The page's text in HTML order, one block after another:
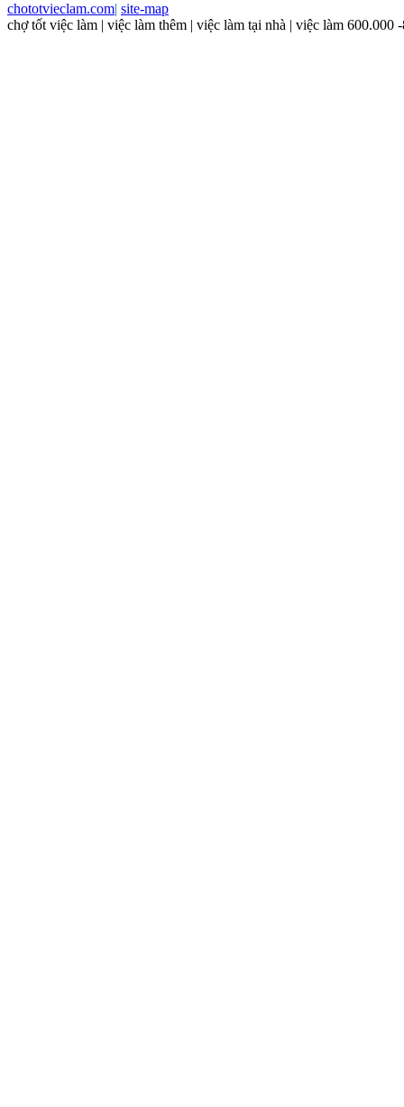
chototvieclam.com| site-map
chợ tốt việc làm | việc làm thêm | việc làm tại nhà | việc làm 600.000